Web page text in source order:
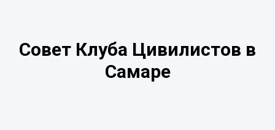
Совет Клуба Цивилистов в
Самаре